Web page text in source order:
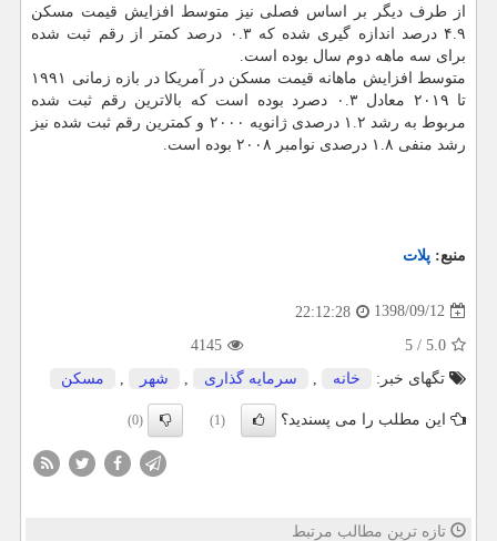
از طرف دیگر بر اساس فصلی نیز متوسط افزایش قیمت مسكن
۴.۹ درصد اندازه گیری شده كه ۰.۳ درصد كمتر از رقم ثبت شده
برای سه ماهه دوم سال بوده است.
متوسط افزایش ماهانه قیمت مسكن در آمریكا در بازه زمانی ۱۹۹۱
تا ۲۰۱۹ معادل ۰.۳ دصرد بوده است كه بالاترین رقم ثبت شده
مربوط به رشد ۱.۲ درصدی ژانویه ۲۰۰۰ و كمترین رقم ثبت شده نیز
رشد منفی ۱.۸ درصدی نوامبر ۲۰۰۸ بوده است.
منبع: پلات
1398/09/12
22:12:28
5.0
/
5
4145
تگهای خبر:
خانه سرمایه گذاری شهر مسكن
این مطلب را می پسندید؟ (1)
(0)
تازه ترین مطالب مرتبط